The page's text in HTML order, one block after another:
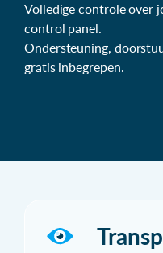
Volledige controle over
control panel.
Ondersteuning,
gratis inbegrepen.